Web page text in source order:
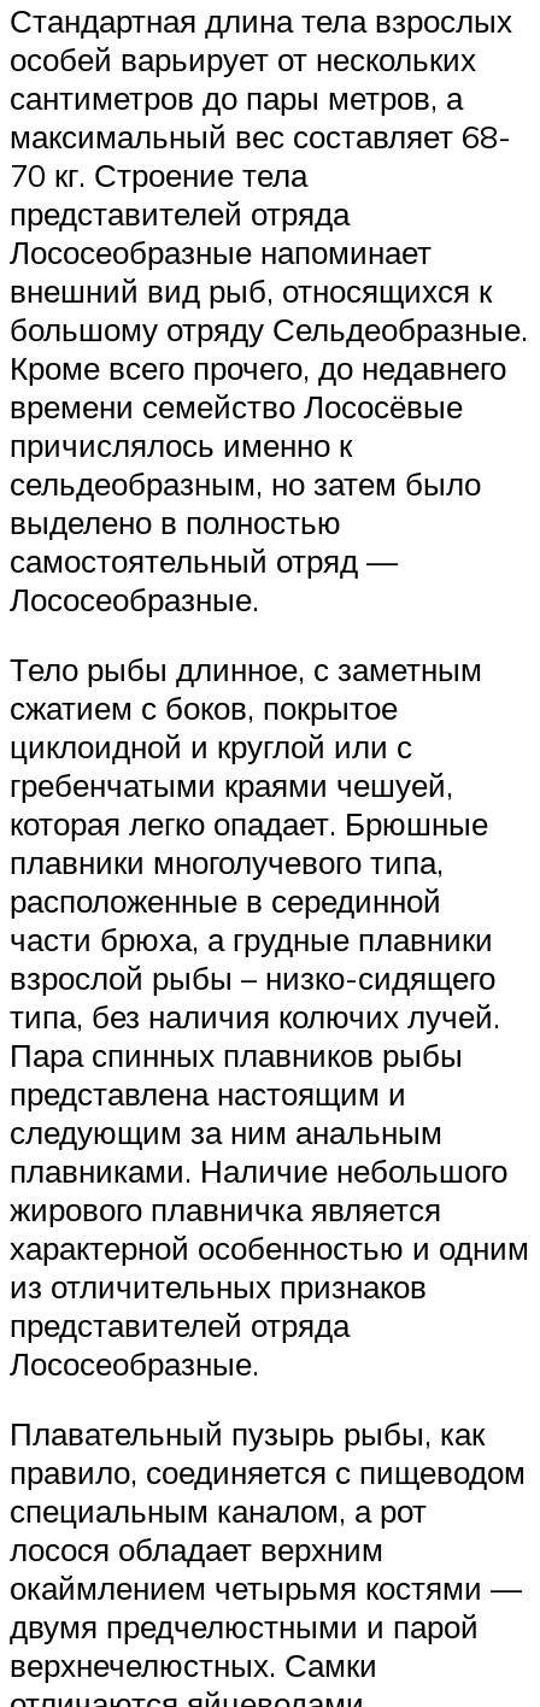
Стандартная длина тела взрослых
особей варьирует от нескольких
сантиметров до пары метров, а
максимальный вес составляет 68-
70 кг. Строение тела
представителей отряда
Лососеобразные напоминает
внешний вид рыб, относящихся к
большому отряду Сельдеобразные.
Кроме всего прочего, до недавнего
времени семейство Лососёвые
причислялось именно к
сельдеобразным, но затем было
выделено в полностью
самостоятельный отряд —
Лососеобразные.
Тело рыбы длинное, с заметным
сжатием с боков, покрытое
циклоидной и круглой или с
гребенчатыми краями чешуей,
которая легко опадает. Брюшные
плавники многолучевого типа,
расположенные в серединной
части брюха, а грудные плавники
взрослой рыбы – низко-сидящего
типа, без наличия колючих лучей.
Пара спинных плавников рыбы
представлена настоящим и
следующим за ним анальным
плавниками. Наличие небольшого
жирового плавничка является
характерной особенностью и одним
из отличительных признаков
представителей отряда
Лососеобразные.
Плавательный пузырь рыбы, как
правило, соединяется с пищеводом
специальным каналом, а рот
лосося обладает верхним
окаймлением четырьмя костями —
двумя предчелюстными и парой
верхнечелюстных. Самки